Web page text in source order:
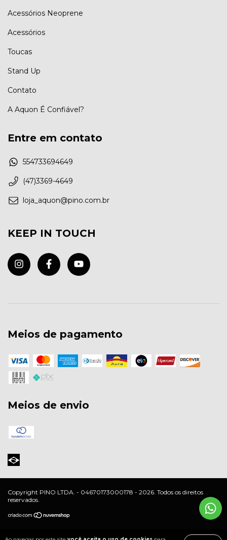
Acessórios Neoprene
Acessórios
Toucas
Stand Up
Contato
A Aquon É Confiável?
Entre em contato
554733694649
(47)3369-4649
loja_aquon@pino.com.br
KEEP IN TOUCH
Meios de pagamento
Meios de envio
Copyright PINO LTDA. - 04670173000178 - 2026. Todos os direitos
reservados.